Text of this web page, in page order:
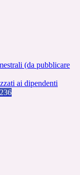
(da pubblicare
ai dipendenti
236